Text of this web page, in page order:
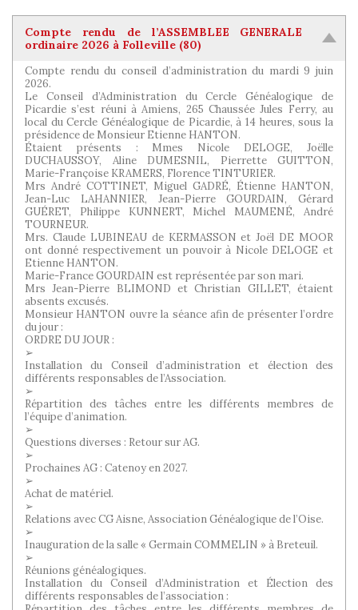
Compte rendu de l’ASSEMBLEE GENERALE
ordinaire 2026 à Folleville (80)
Compte rendu du conseil d’administration du mardi 9 juin
2026.
Le Conseil d’Administration du Cercle Généalogique de
Picardie s’est réuni à Amiens, 265 Chaussée Jules Ferry, au
local du Cercle Généalogique de Picardie, à 14 heures, sous la
présidence de Monsieur Etienne HANTON.
Étaient présents : Mmes Nicole DELOGE, Joëlle
DUCHAUSSOY, Aline DUMESNIL, Pierrette GUITTON,
Marie-Françoise KRAMERS, Florence TINTURIER.
Mrs André COTTINET, Miguel GADRÉ, Étienne HANTON,
Jean-Luc LAHANNIER, Jean-Pierre GOURDAIN, Gérard
GUÉRET, Philippe KUNNERT, Michel MAUMENÉ, André
TOURNEUR.
Mrs. Claude LUBINEAU de KERMASSON et Joël DE MOOR
ont donné respectivement un pouvoir à Nicole DELOGE et
Etienne HANTON.
Marie-France GOURDAIN est représentée par son mari.
Mrs Jean-Pierre BLIMOND et Christian GILLET, étaient
absents excusés.
Monsieur HANTON ouvre la séance afin de présenter l’ordre
du jour :
ORDRE DU JOUR :
➢
Installation du Conseil d’administration et élection des
différents responsables de l’Association.
➢
Répartition des tâches entre les différents membres de
l’équipe d’animation.
➢
Questions diverses : Retour sur AG.
➢
Prochaines AG : Catenoy en 2027.
➢
Achat de matériel.
➢
Relations avec CG Aisne, Association Généalogique de l’Oise.
➢
Inauguration de la salle « Germain COMMELIN » à Breteuil.
➢
Réunions généalogiques.
Installation du Conseil d’Administration et Élection des
différents responsables de l’association :